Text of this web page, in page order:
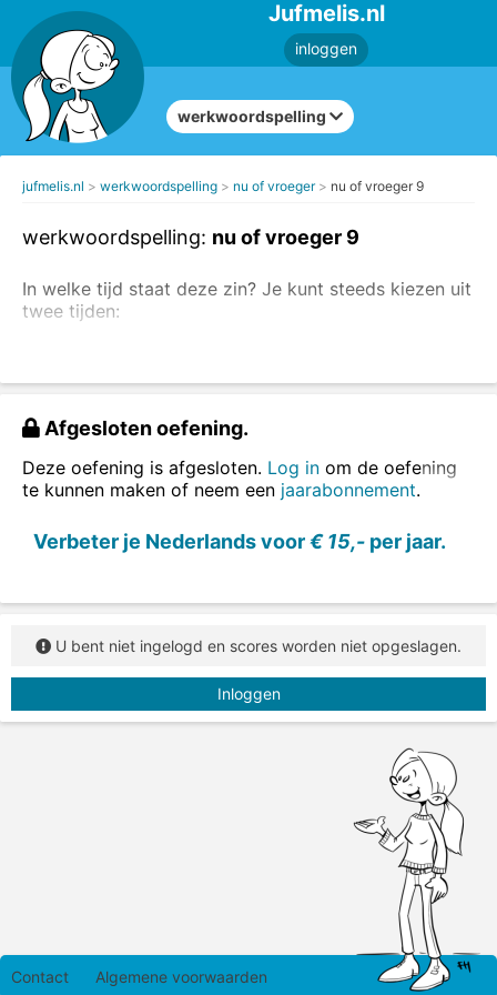
Jufmelis.nl
inloggen
werkwoordspelling
jufmelis.nl werkwoordspelling nu of vroeger nu of vroeger 9
werkwoordspelling: nu of vroeger 9
In welke tijd staat deze zin? Je kunt steeds kiezen uit
twee tijden:
Maak ook de oefeningen over tegenwoordige tijd en
verleden tijd.
Kies bij elke zin uit de juiste tijd.
Afgesloten oefening.
Deze oefening is afgesloten. Log in om de oefening
te kunnen maken of neem een jaarabonnement.
Verbeter je Nederlands voor€ 15,- per jaar.
U bent niet ingelogd en scores worden niet opgeslagen.
Inloggen
Contact Algemene voorwaarden